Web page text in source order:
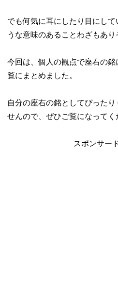
でも何気に耳にしたり目にし
うな意味のあることわざもあり
今回は、個人の観点で座右の
覧にまとめました。
自分の座右の銘としてぴった
せんので、ぜひご覧になってく
スポンサー